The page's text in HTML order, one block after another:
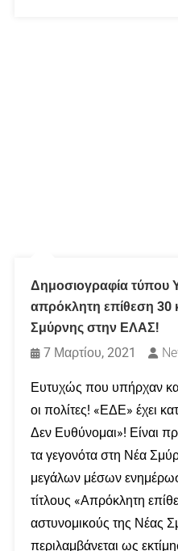
Δημοσιογραφία τύπου
απρόκλητη επίθεση 30
Σμύρνης στην ΕΛΑΣ!
7 Μαρτίου, 2021
Ευτυχώς που υπήρχαν
οι πολίτες! «ΕΔΕ» έχει
Δεν Ευθύνομαι»! Είναι
τα γεγονότα στη Νέα
μεγάλων μέσων
τίτλους «Απρόκλητη
αστυνομικούς της Νέας
περιλαμβάνεται ως